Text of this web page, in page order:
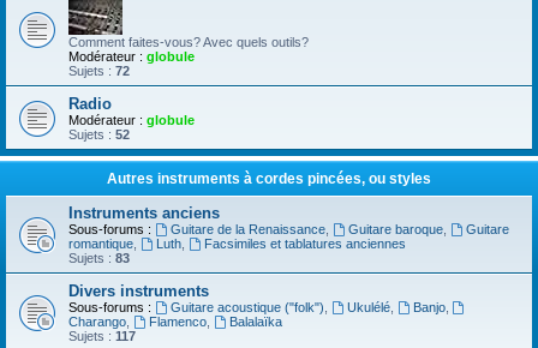
Comment faites-vous? Avec quels outils?
Modérateur : globule
Sujets : 72
Radio
Modérateur : globule
Sujets : 52
Autres instruments à cordes pincées, ou styles
Instruments anciens
Sous-forums : Guitare de la Renaissance, Guitare baroque,
Guitare
romantique
Luth,
Facsimiles et tablatures anciennes
Sujets : 83
Divers instruments
Sous-forums : Guitare acoustique ("folk") Ukulélé, Banjo,
Charango
Flamenco,
Balalaïka
Sujets : 117